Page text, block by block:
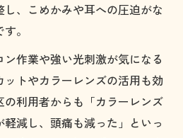
、こめかみや耳への圧迫がな
。
作業や強い光刺激が気になる
トやカラーレンズの活用も効
利用者からも「カラーレンズ
減し、頭痛も減った」といっ